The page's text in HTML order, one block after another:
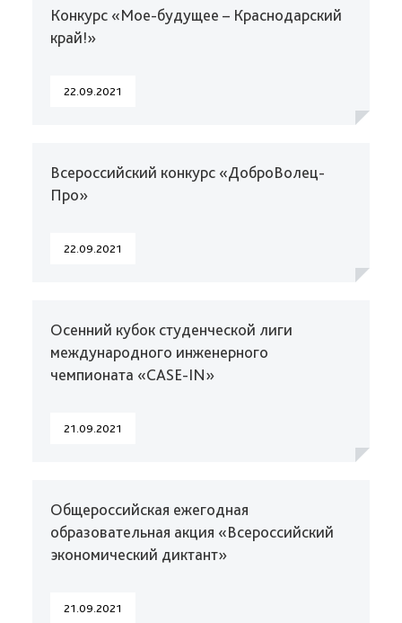
Конкурс «Мое-будущее – Краснодарский
край!»
22.09.2021
Всероссийский конкурс «ДоброВолец-
Про»
22.09.2021
Осенний кубок студенческой лиги
международного инженерного
чемпионата «CASE-IN»
21.09.2021
Общероссийская ежегодная
образовательная акция «Всероссийский
экономический диктант»
21.09.2021